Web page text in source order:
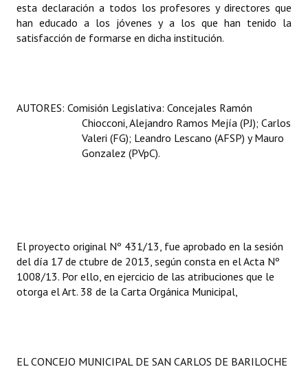
esta declaración a todos los profesores y directores que
han educado a los jóvenes y a los que han tenido la
satisfacción de formarse en dicha institución.
AUTORES: Comisión Legislativa: Concejales Ramón
Chiocconi, Alejandro Ramos Mejía (PJ); Carlos
Valeri (FG); Leandro Lescano (AFSP) y Mauro
Gonzalez (PVpC).
El proyecto original Nº 431/13, fue aprobado en la sesión
del día 17 de ctubre de 2013, según consta en el Acta Nº
1008/13. Por ello, en ejercicio de las atribuciones que le
otorga el Art. 38 de la Carta Orgánica Municipal,
EL CONCEJO MUNICIPAL DE SAN CARLOS DE BARILOCHE